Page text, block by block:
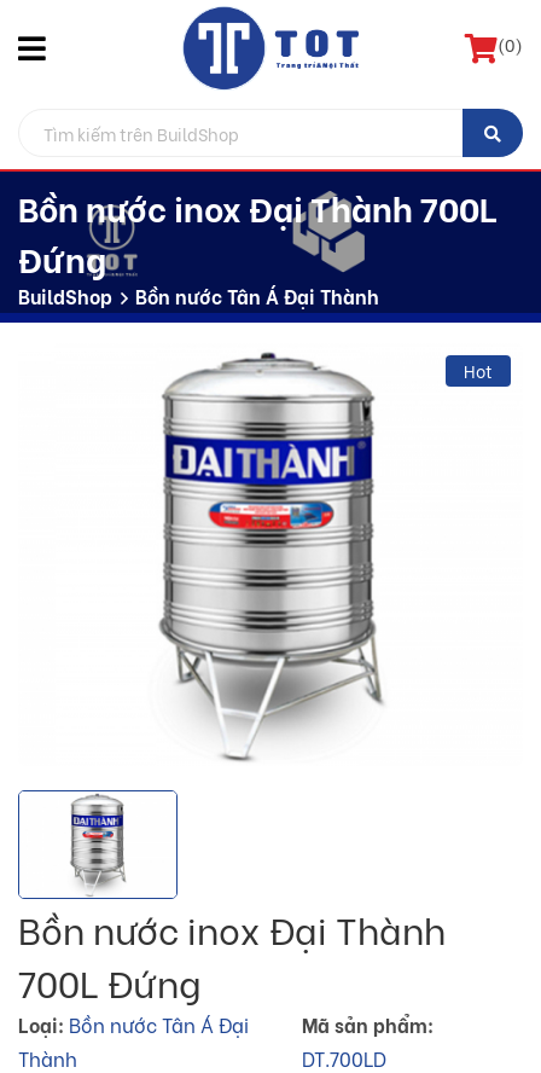
(0)
Bồn nước inox Đại Thành 700L
Đứng
BuildShop Bồn nước Tân Á Đại Thành
Hot
Bồn nước inox Đại Thành
700L Đứng
Loại: Bồn nước Tân Á Đại
Thành
Mã sản phẩm:
DT.700LD